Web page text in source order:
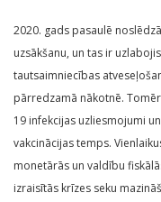
2020. gads pasaulē
uzsākšanu, un tas ir
tautsaimniecības
pārredzamā nākotnē.
19 infekcijas uzliesmojumi
vakcinācijas temps.
monetārās un valdību
izraisītās krīzes seku